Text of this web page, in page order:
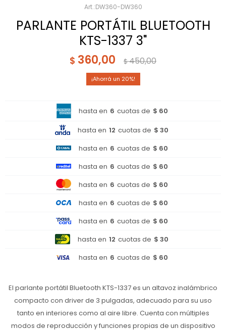
DW360-DW360
PARLANTE PORTÁTIL BLUETOOTH
KTS-1337 3"
$ 360,00 $450,00
20
hasta en 6 cuotas de $ 60
hasta en 12 cuotas de $ 30
hasta en 6 cuotas de $ 60
hasta en 6 cuotas de $ 60
hasta en 6 cuotas de $ 60
hasta en 6 cuotas de $ 60
hasta en 6 cuotas de $ 60
hasta en 12 cuotas de $ 30
hasta en 6 cuotas de $ 60
El parlante portátil Bluetooth KTS-1337 es un altavoz inalámbrico
compacto con driver de 3 pulgadas, adecuado para su uso
tanto en interiores como al aire libre. Cuenta con múltiples
modos de reproducción y funciones propias de un dispositivo